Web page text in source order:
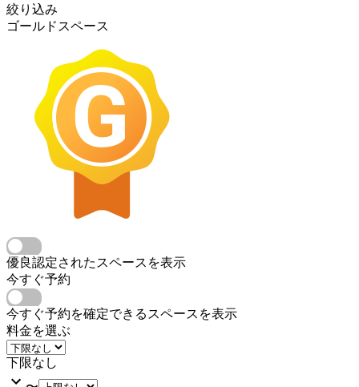
絞り込み
ゴールドスペース
優良認定されたスペースを表示
今すぐ予約
今すぐ予約を確定できるスペースを表示
料金を選ぶ
下限なし